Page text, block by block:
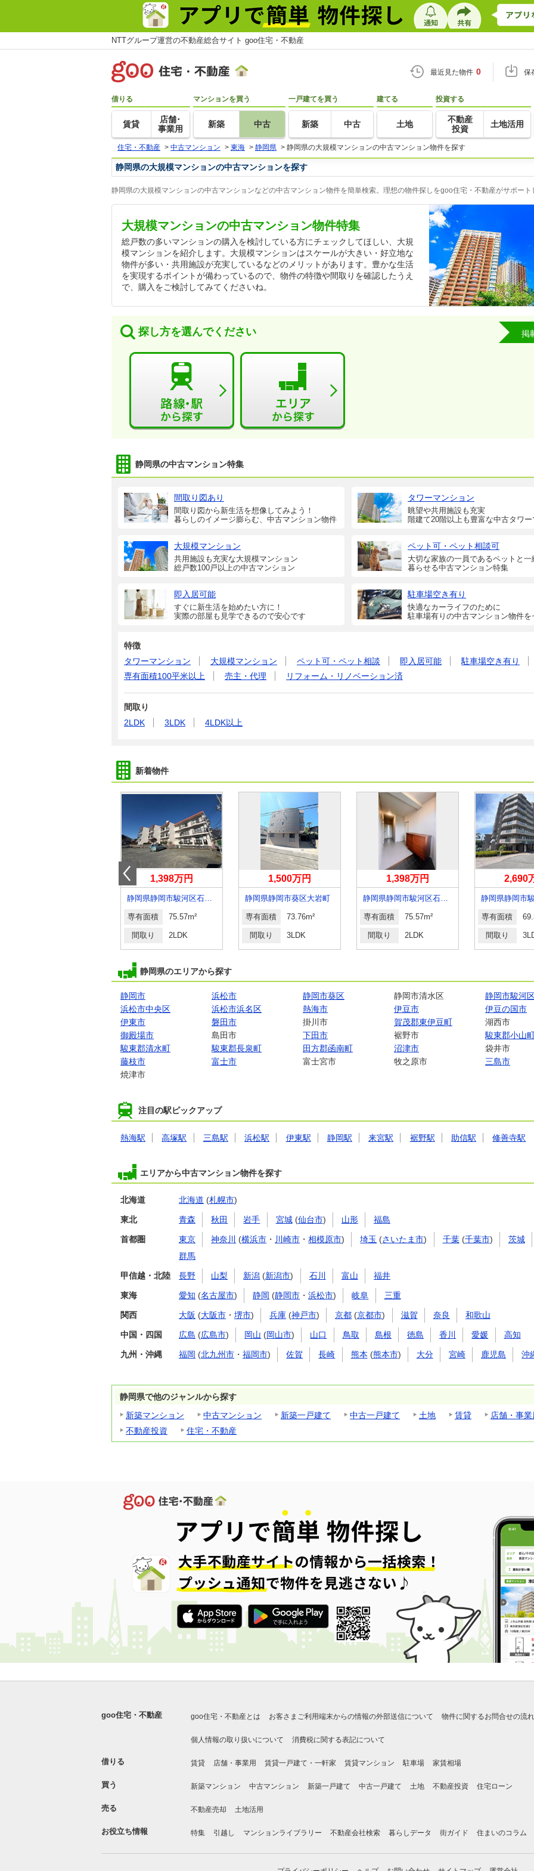
NTTグループ運営の不動産総合サイト goo住宅・不動産
最近見た物件 0 保
借りる
賃貸
店舗･
事業用
マンションを買う
新築 中古
一戸建てを買う
新築 中古
建てる
土地
投資する
不動産
投資
土地活用
住宅・不動産 > 中古マンション > 東海 > 静岡県 > 静岡県の大規模マンションの中古マンション物件を探す
静岡県の大規模マンションの中古マンションを探す
静岡県の大規模マンションの中古マンションなどの中古マンション物件を簡単検索。理想の物件探しをgoo住宅・不動産がサポート
大規模マンションの中古マンション物件特集
総戸数の多いマンションの購入を検討している方にチェックしてほしい、大規
模マンションを紹介します。大規模マンションはスケールが大きい・好立地な
物件が多い・共用施設が充実しているなどのメリットがあります。豊かな生活
を実現するポイントが備わっているので、物件の特徴や間取りを確認したうえ
で、購入をご検討してみてくださいね。
探し方を選んでください 掲
静岡県の中古マンション特集
間取り図あり
間取り図から新生活を想像してみよう！
暮らしのイメージ膨らむ、中古マンション物件
タワーマンション
眺望や共用施設も充実
階建て20階以上も豊富な中古タワ
大規模マンション
共用施設も充実な大規模マンション
総戸数100戸以上の中古マンション
ペット可・ペット相談可
大切な家族の一員であるペットと一
暮らせる中古マンション特集
即入居可能
すぐに新生活を始めたい方に！
実際の部屋も見学できるので安心です
駐車場空き有り
快適なカーライフのために
駐車場有りの中古マンション物件を
特徴
タワーマンション
大規模マンション ペット可・ペット相談 即入居可能
駐車場空き有り
専有面積100平米以上
売主・代理 リフォーム・リノベーション済
間取り
2LDK
3LDK 4LDK以上
新着物件
1,398万円
静岡県静岡市駿河区石田３丁目
専有面積 75.57m²
間取り 2LDK
1,500万円
静岡県静岡市葵区大岩町
専有面積 73.76m²
間取り 3LDK
1,398万円
静岡県静岡市駿河区石田３
専有面積 75.57m²
間取り 2LDK
2,690
静岡県静岡市
専有面積
間取り
静岡県のエリアから探す
静岡市 浜松市 静岡市葵区 静岡市清水区
静岡市駿河
浜松市中央区
浜松市浜名区 熱海市 伊豆市
伊豆の国市
伊東市
磐田市 掛川市 賀茂郡東伊豆町
湖西市
御殿場市
島田市 下田市 裾野市
駿東郡小山
駿東郡清水町
駿東郡長泉町 田方郡函南町 沼津市
袋井市
藤枝市
富士市 富士宮市 牧之原市
三島市
焼津市
注目の駅ピックアップ
熱海駅 高塚駅 三島駅 浜松駅 伊東駅 静岡駅 来宮駅 裾野駅 助信駅 修善寺駅
エリアから中古マンション物件を探す
北海道 北海道 (札幌市)
東北 青森 秋田 岩手 宮城(仙台市) 山形 福島
首都圏 東京 神奈川 (横浜市 ・ 川崎市 ・相模原市) 埼玉 (さいたま市) 千葉(千葉市)
茨城
群馬
甲信越・北陸 長野 山梨 新潟 (新潟市) 石川 富山 福井
東海 愛知 (名古屋市) 静岡 (静岡市 ・浜松市) 岐阜 三重
関西 大阪 (大阪市 ・ 堺市) 兵庫 (神戸市) 京都 (京都市) 滋賀 奈良 和歌山
中国・四国 広島 (広島市) 岡山 (岡山市) 山口 鳥取 島根 徳島 香川 愛媛 高知
九州・沖縄 福岡 (北九州市 ・ 福岡市) 佐賀 長崎 熊本 (熊本市) 大分 宮崎 鹿児島 沖
静岡県で他のジャンルから探す
新築マンション
中古マンション 新築一戸建て 中古一戸建て 土地 賃貸
店舗・事業
不動産投資
住宅・不動産
goo住宅・不動産 goo住宅・不動産とは お客さまご利用端末からの情報の外部送信について 物件に関するお問合せの流れ
個人情報の取り扱いについて 消費税に関する表記について
借りる 賃貸 店舗・事業用 賃貸一戸建て・一軒家 賃貸マンション 駐車場 家賃相場
買う 新築マンション 中古マンション 新築一戸建て 中古一戸建て 土地 不動産投資 住宅ローン
売る 不動産売却 土地活用
お役立ち情報 特集 引越し マンションライブラリー 不動産会社検索 暮らしデータ 街ガイド 住まいのコラム